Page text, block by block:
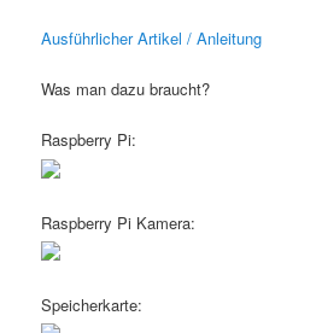
Ausführlicher Artikel / Anleitung
Was man dazu braucht?
Raspberry Pi:
Raspberry Pi Kamera:
Speicherkarte: